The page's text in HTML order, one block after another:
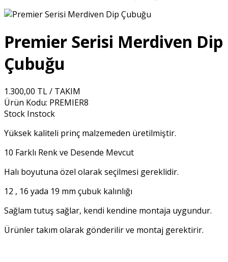
Premier Serisi Merdiven Dip
Çubuğu
1.300,00 TL / TAKIM
Ürün Kodu: PREMIER8
Stock Instock
Yüksek kaliteli prinç malzemeden üretilmiştir.
10 Farklı Renk ve Desende Mevcut
Halı boyutuna özel olarak seçilmesi gereklidir.
12 , 16 yada 19 mm çubuk kalınlığı
Sağlam tutuş sağlar, kendi kendine montaja uygundur.
Ürünler takım olarak gönderilir ve montaj gerektirir.